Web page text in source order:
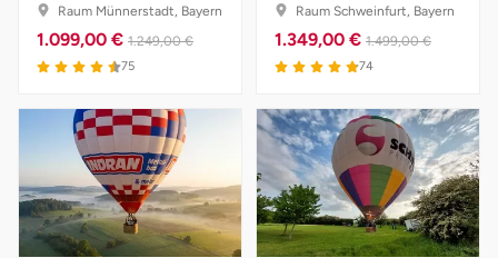
Raum Münnerstadt, Bayern
1.099,00 € 1.249,00 €
75
Raum Schweinfurt, Bayern
1.349,00 € 1.499,00 €
74